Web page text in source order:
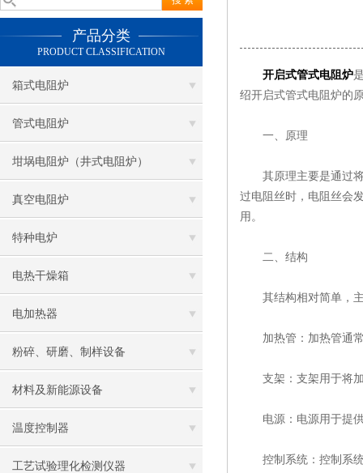
产品分类
PRODUCT CLASSIFICATION
箱式电阻炉
管式电阻炉
坩埚电阻炉（井式电阻炉）
真空电阻炉
特种电炉
电热干燥箱
电加热器
粉碎、研磨、制样设备
材料及新能源设备
温度控制器
工艺试验理化检测仪器
开启式管式电阻炉
绍开启式管式电阻炉的
一、原理
其原理主要是通过将
过电阻丝时，电阻丝会
用。
二、结构
其结构相对简单，主
加热管：加热管通常
支架：支架用于将加
电源：电源用于提供
控制系统：控制系统